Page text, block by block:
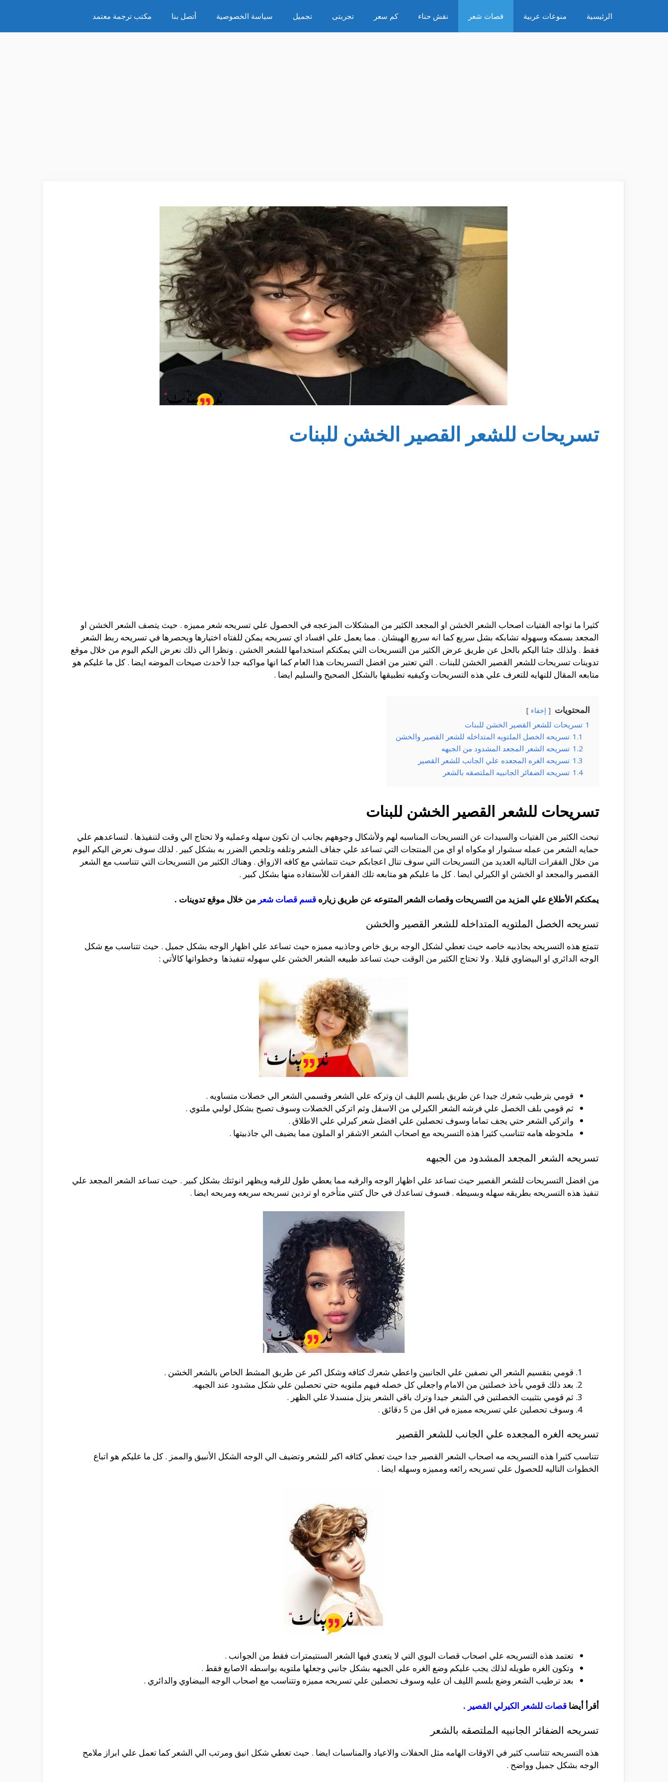
المحتوى
الرئيسية منوعات عربية قصات شعر نقش حناء كم سعر تجربتى تجميل سياسة الخصوصية أتصل بنا مكتب ترجمة معتمد
تسريحات للشعر القصير الخشن للبنات
كثيرا ما تواجه الفتيات اصحاب الشعر الخشن او المجعد الكثير من المشكلات المزعجه في الحصول علي تسريحه شعر مميزه . حيث يتصف الشعر الخشن او
المجعد بسمكه وسهوله تشابكه بشل سريع كما انه سريع الهيشان . مما يعمل علي افساد اي تسريحه يمكن للفتاه اختيارها ويحصرها في تسريحه ربط الشعر
فقط . ولذلك جئنا اليكم بالحل عن طريق عرض الكثير من التسريحات التي يمكنكم استخدامها للشعر الخشن . ونظرا الي ذلك نعرض اليكم اليوم من خلال موقع
تدوينات تسريحات للشعر القصير الخشن للبنات . التي تعتبر من افضل التسريحات هذا العام كما انها مواكبه جدا لأحدث صيحات الموضه ايضا . كل ما عليكم هو
متابعه المقال للنهايه للتعرف علي هذه التسريحات وكيفيه تطبيقها بالشكل الصحيح والسليم ايضا .
المحتويات إخفاء
1 تسريحات للشعر القصير الخشن للبنات
1.1 تسريحه الخصل الملتويه المتداخله للشعر القصير والخشن
1.2 تسريحه الشعر المجعد المشدود من الجبهه
1.3 تسريحه الغره المجعده علي الجانب للشعر القصير
1.4 تسريحه الضفائر الجانبيه الملتصقه بالشعر
تسريحات للشعر القصير الخشن للبنات
تبحث الكثير من الفتيات والسيدات عن التسريحات المناسبه لهم ولأشكال وجوههم بجانب ان تكون سهله وعمليه ولا تحتاج الي وقت لتنفيذها . لتساعدهم علي
حمايه الشعر من عمله سشوار او مكواه او اي من المنتجات التي تساعد علي جفاف الشعر وتلفه وتلحص الضرر به بشكل كبير . لذلك سوف نعرض اليكم اليوم
من خلال الفقرات التاليه العديد من التسريحات التي سوف تنال اعجابكم حيث تتماشي مع كافه الازواق . وهناك الكثير من التسريحات التي تتناسب مع الشعر
القصير والمجعد او الخشن او الكيرلي ايضا . كل ما عليكم هو متابعه تلك الفقرات للأستفاده منها بشكل كبير .
يمكنكم الأطلاع علي المزيد من التسريحات وقصات الشعر المتنوعه عن طريق زياره قسم قصات شعر من خلال موقع تدوينات .
تسريحه الخصل الملتويه المتداخله للشعر القصير والخشن
تتمتع هذه التسريحه بجاذبيه خاصه حيث تعطي لشكل الوجه بريق خاص وجاذبيه مميزه حيث تساعد علي اظهار الوجه بشكل جميل . حيث تتناسب مع شكل
الوجه الدائري او البيضاوي قليلا . ولا تحتاج الكثير من الوقت حيث تساعد طبيعه الشعر الخشن علي سهوله تنفيذها وخطواتها كالأتي :
قومي بترطيب شعرك جيدا عن طريق بلسم الليف ان وتركه علي الشعر وقسمي الشعر الي خصلات متساويه .
ثم قومي بلف الخصل علي فرشه الشعر الكيرلي من الاسفل وثم اتركي الخصلات وسوف تصبح بشكل لولبي ملتوي .
واتركي الشعر حتي يجف تماما وسوف تحصلين علي افضل شعر كيرلي علي الاطلاق .
ملحوظه هامه تتناسب كثيرا هذه التسريحه مع اصحاب الشعر الاشقر او الملون مما يضيف الي جاذبيتها .
تسريحه الشعر المجعد المشدود من الجبهه
من افضل التسريحات للشعر القصير حيث تساعد علي اظهار الوجه والرقبه مما يعطي طول للرقبه ويظهر انوثتك بشكل كبير . حيث تساعد الشعر المجعد علي
تنفيذ هذه التسريحه بطريقه سهله وبسيطه . فسوف تساعدك في حال كنتي متأخره او تردين تسريحه سريعه ومريحه ايضا .
قومي بتقسيم الشعر الي نصفين علي الجانبين واعطي شعرك كثافه وشكل اكبر عن طريق المشط الخاص بالشعر الخشن .
بعد ذلك قومي بأخذ خصلتين من الامام واجعلي كل خصله فيهم ملتويه حتي تحصلين علي شكل مشدود عند الجبهه.
ثم قومي بتثبيت الخصلتين في الشعر جيدا وترك باقي الشعر ينزل منسدلا علي الظهر .
وسوف تحصلين علي تسريحه مميزه في اقل من 5 دقائق .
تسريحه الغره المجعده علي الجانب للشعر القصير
تتناسب كثيرا هذه التسريحه مه اصحاب الشعر القصير جدا حيث تعطي كثافه اكبر للشعر وتضيف الي الوجه الشكل الأنبيق والممز . كل ما عليكم هو اتباع
الخطوات التاليه للحصول علي تسريحه رائعه ومميزه وسهله ايضا .
تعتمد هذه التسريحه علي اصحاب قصات البوي التي لا يتعدي فيها الشعر السنتيمترات فقط من الجوانب .
وتكون الغره طويله لذلك يجب عليكم وضع الغره علي الجبهه بشكل جانبي وجعلها ملتويه بواسطه الاصابع فقط .
بعد ترطيب الشعر وضع بلسم الليف ان عليه وسوف تحصلين علي تسريحه مميزه وتتناسب مع اصحاب الوجه البيضاوي والدائري .
أقرأ أيضا قصات للشعر الكيرلي القصير .
تسريحه الضفائر الجانبيه الملتصقه بالشعر
هذه التسريحه تتناسب كثير في الاوقات الهامه مثل الحفلات والاعياد والمناسبات ايضا . حيث تعطي شكل انيق ومرتب الي الشعر كما تعمل علي ابراز ملامح
الوجه بشكل جميل وواضح .